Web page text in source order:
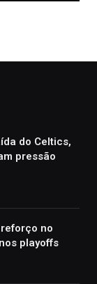
do Celtics,
pressão
no
playoffs